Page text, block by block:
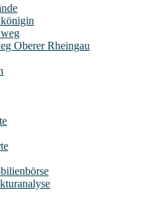
Oberer Rheingau